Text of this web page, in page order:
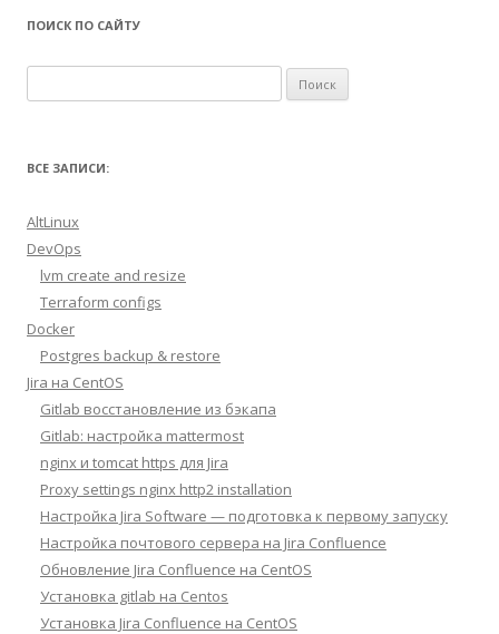
ПОИСК ПО САЙТУ
ВСЕ ЗАПИСИ:
AltLinux
DevOps
lvm create and resize
Terraform configs
Docker
Postgres backup & restore
Jira на CentOS
Gitlab восстановление из бэкапа
Gitlab: настройка mattermost
nginx и tomcat https для Jira
Proxy settings nginx http2 installation
Настройка Jira Software — подготовка к первому запуску
Настройка почтового сервера на Jira Confluence
Обновление Jira Confluence на CentOS
Установка gitlab на Centos
Установка Jira Confluence на CentOS